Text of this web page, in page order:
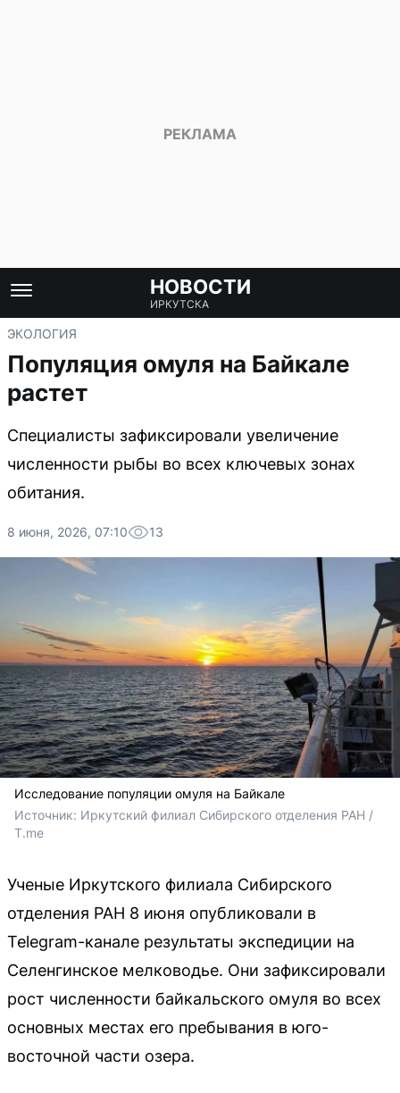
НОВОСТИ
ИРКУТСКА
ЭКОЛОГИЯ
Популяция омуля на Байкале
растет
Специалисты зафиксировали увеличение
численности рыбы во всех ключевых зонах
обитания.
8 июня, 2026, 07:10 13
Исследование популяции омуля на Байкале
Источник: Иркутский филиал Сибирского отделения РАН /
T.me
Ученые Иркутского филиала Сибирского
отделения РАН 8 июня опубликовали в
Telegram-канале результаты экспедиции на
Селенгинское мелководье. Они зафиксировали
рост численности байкальского омуля во всех
основных местах его пребывания в юго-
восточной части озера.